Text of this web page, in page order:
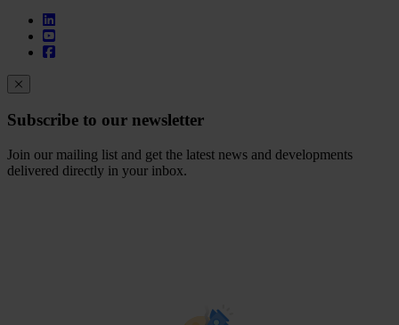
Subscribe to our newsletter
Join our mailing list and get the latest news and developments
delivered directly in your inbox.